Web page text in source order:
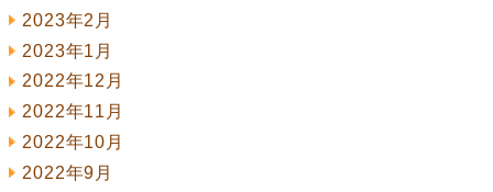
2023年2月
2023年1月
2022年12月
2022年11月
2022年10月
2022年9月